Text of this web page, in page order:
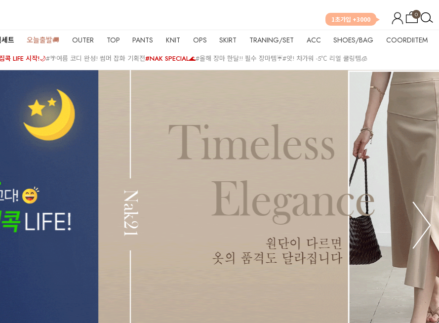
0
1초가입 +3000
트 오늘출발🚚 OUTER TOP PANTS KNIT OPS SKIRT TRANING/SET ACC SHOES/BAG COORDIITEM
콕 LIFE 시작!🌙#🌴여름 코디 완성! 썸머 잡화 기획전#NAK SPECIAL🌊#올해 장마 한달!! 필수 장마템☔#앗! 차가워 -5℃ 리얼 쿨링템🧊